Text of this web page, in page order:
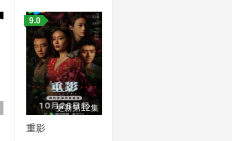
更新第12集
9.0
重影